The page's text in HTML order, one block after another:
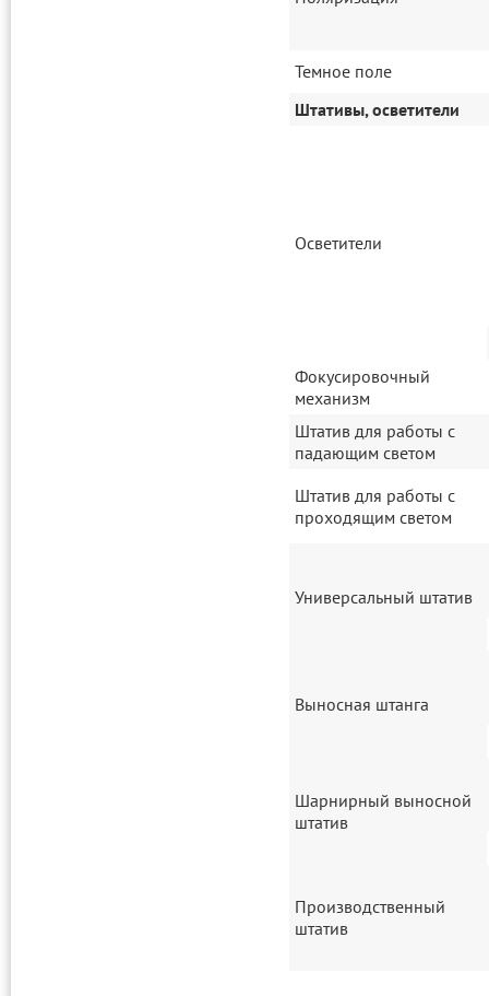
Темное поле
Штативы, осветители
Осветители
Фокусировочный
механизм
Штатив для работы с
падающим светом
Штатив для работы с
проходящим светом
Универсальный штатив
Выносная штанга
Шарнирный выносной
штатив
Производственный
штатив